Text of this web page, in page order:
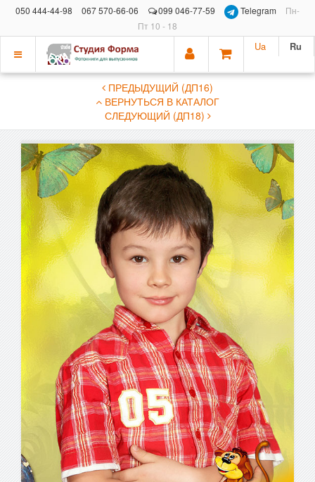
050 444-44-98 067 570-66-06 099 046-77-59 Telegram
Пн-
Пт 10 - 18
Показать
Ua Ru
ПРЕДЫДУЩИЙ (ДП16)
ВЕРНУТЬСЯ В КАТАЛОГ
СЛЕДУЮЩИЙ (ДП18)